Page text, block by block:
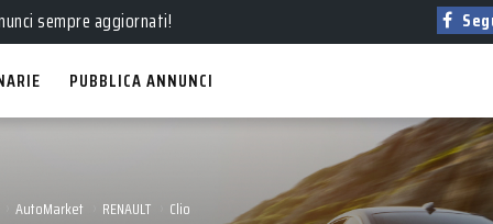
in vendita!
sempre aggiornati!
PUBBLICA ANNUNCI
AutoMarket RENAULT Clio